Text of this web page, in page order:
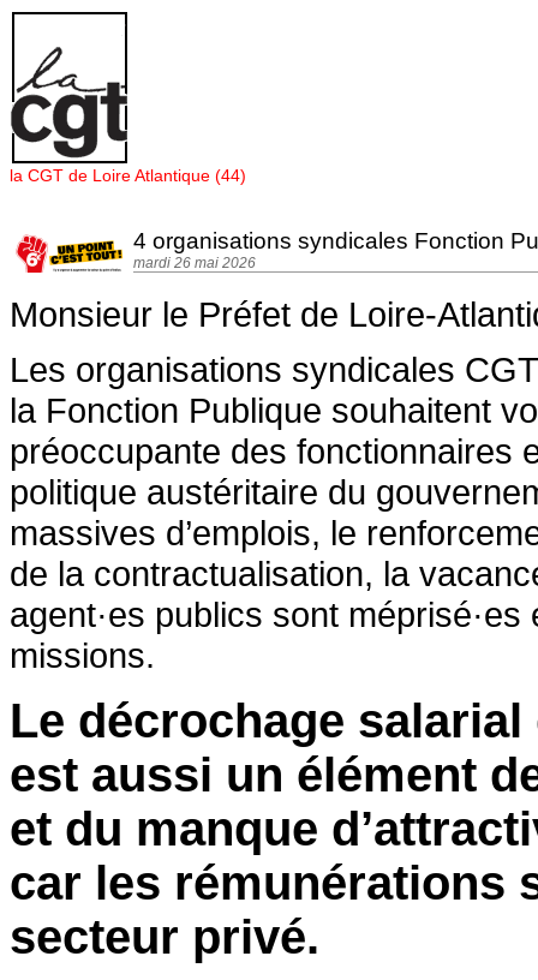
Panneau de gestion des cookies
la CGT de Loire Atlantique (44)
4 organisations syndicales Fonction
mardi 26 mai 2026
Monsieur le Préfet de Loire-
Les organisations syndicales
la Fonction Publique souhaitent
préoccupante des fonctionnaires
politique austéritaire du
massives d’emplois, le
de la contractualisation, la
agent·es publics sont
missions.
Le décrochage
est aussi un élément
et du manque
car les rémunérations
secteur privé.